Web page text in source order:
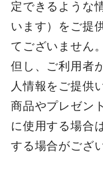
定できるような
います）をご提
てございません。
但し、ご利用者
人情報をご提供
商品やプレゼン
に使用する場合
する場合がござ